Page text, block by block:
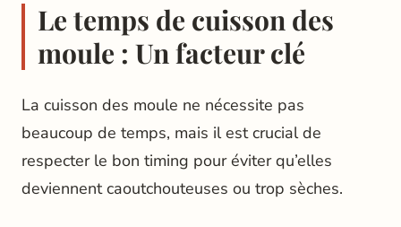
Le temps de cuisson des
moule : Un facteur clé
La cuisson des moule ne nécessite pas
beaucoup de temps, mais il est crucial de
respecter le bon timing pour éviter qu’elles
deviennent caoutchouteuses ou trop sèches.